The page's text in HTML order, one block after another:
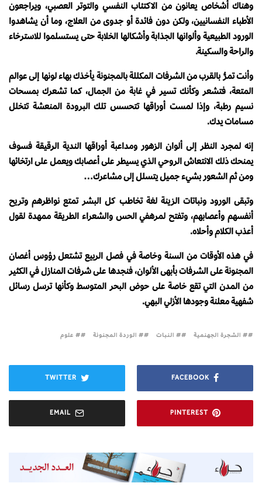
وهناك أشخاص يعانون من الاكتئاب النفسي والتوتر العصبي، ويراجعون
الأطباء النفسانيين، ولكن دون فائدة أو جدوى من العلاج، وما أن يشاهدوا
الورود الطبيعية وألوانها الجذابة وأشكالها الخلابة حتى يستسلموا للاسترخاء
والراحة والسكينة.
وأنت تمرُّ بالقرب من الشرفات المكللة بالمجنونة يأخذك بهاء لونها إلى عوالم
المتعة، فتشعر وكأنك تسير في غابة من الجمال، كما تشعرك بمسحات
نسيم رطبة، وإذا لمست أوراقها تتحسس تلك البرودة المنعشة تتخلل
مسامات يدك.
إنه لمجرد النظر إلى ألوان الزهور ومداعبة أوراقها الندية الرقيقة فسوف
يمنحك ذلك الانتعاش الروحي الذي يسيطر على أعصابك ويعمل على ارتخائها
ومن ثم الشعور بشيء جميل يتسلل إلى مشاعرك…
وتبقى الورود ونباتات الزينة لغة تخاطب كل البشر تمتع نواظرهم وتريح
أنفسهم وأعصابهم، وتفتح لمرهفي الحس والشعراء الطريقة ممهدة لقول
أعذب الكلام وأحلاه.
في هذه الأوقات من السنة وخاصة في فصل الربيع تشتعل رؤوس أغصان
المجنونة على الشرفات بأبهى الألوان، فنجدها على شرفات المنازل في الكثير
من المدن التي تقع خاصة على حوض البحر المتوسط وكأنها ترسل رسائل
شفهية معلنة وجودها الأزلي البهي.
# الشجرة الجهنمية # النبات # الوردة المجنونة # علوم
FACEBOOK
TWITTER
PINTEREST
EMAIL